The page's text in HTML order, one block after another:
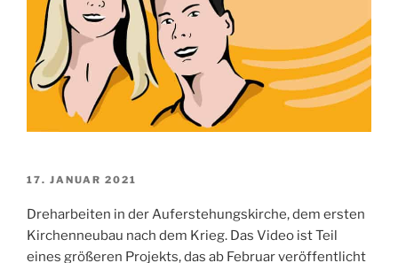
VERÖFFENTLICHT
17. JANUAR 2021
Dreharbeiten in der Auferstehungskirche, dem ersten
Kirchenneubau nach dem Krieg. Das Video ist Teil
eines größeren Projekts, das ab Februar veröffentlicht